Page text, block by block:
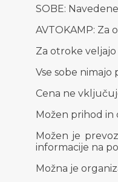
SOBE:
AVTOKAMP: Za
Za otroke
Vse sobe nimajo
Cena ne
Možen prihod in
Možen je
informacije na
Možna je